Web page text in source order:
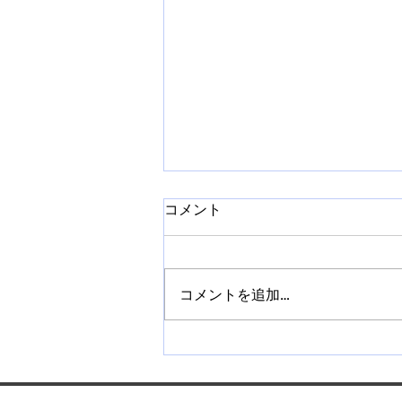
法まで学べます
コメント
コメントを追加…